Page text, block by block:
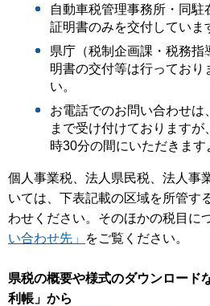
自動車税管理事務所・同
証明書のみを交付していま
県庁（税制企画課・税務指
明書の交付等は行っており
い。
お電話でのお問い合わせ
まで受け付けております
時30分の間にいただきます
個人事業税、法人県民税、法人事
いては、下表記載の区域を所管す
わせください。そのほかの税目に
い合わせ先」
をご覧ください。
県税の概要や様式のダウンロード
利帳」から